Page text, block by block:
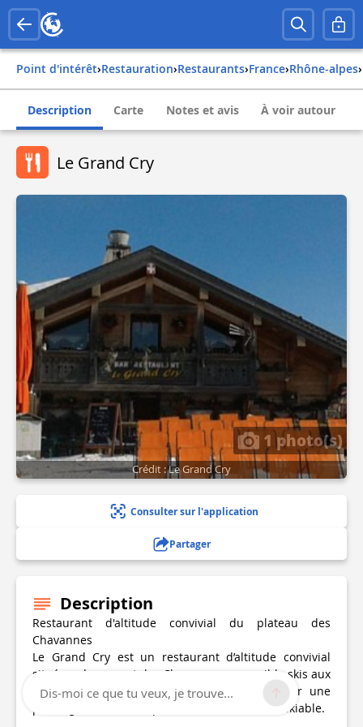
Point d'intérêt› Restauration› Restaurants› france› rhône-alpes›
Description Carte Notes et avis À voir autour
Le Grand Cry
1 photo(s)
Crédit : Le Grand Cry
Consulter sur l'application
Partager
Description
Restaurant d'altitude convivial du plateau des
Chavannes
Le Grand Cry est un restaurant d’altitude convivial
situé sur le versant des Chavannes, accessible skis aux
pieds pendant la saison d’hiver et idéal pour une
pause gourmande en plein cœur du domaine skiable.
Dis-moi ce que tu veux, je trouve...